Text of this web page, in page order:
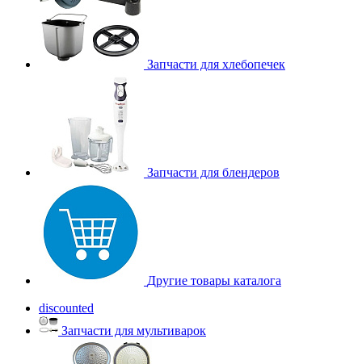
Запчасти для хлебопечек
Запчасти для блендеров
Другие товары каталога
discounted
Запчасти для мультиварок